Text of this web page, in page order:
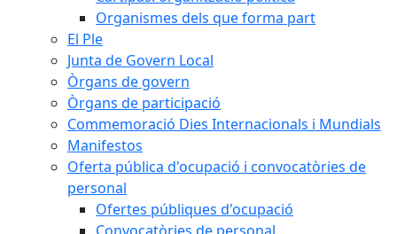
Organismes dels que forma part
El Ple
Junta de Govern Local
Òrgans de govern
Òrgans de participació
Commemoració Dies Internacionals i Mundials
Manifestos
Oferta pública d'ocupació i convocatòries de
personal
Ofertes públiques d'ocupació